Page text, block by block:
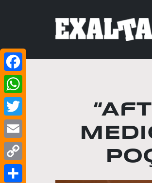
Facebook
WhatsApp
Twitter
Email
Copy